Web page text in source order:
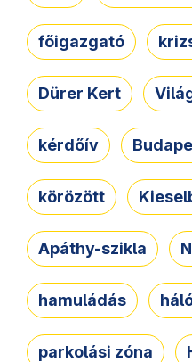
főigazgató
Dürer Kert
kérdőív
körözött
Apáthy-szikla
hamuládás
parkolási zóna